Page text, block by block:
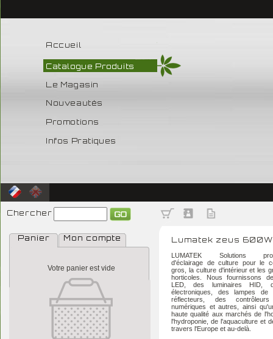
Accueil
Catalogue Produits
Le Magasin
Nouveautés
Promotions
Infos Pratiques
Chercher
Panier Mon compte
Votre panier est vide
Lumatek zeus 600W
LUMATEK Solutions
d'éclairage de culture pour le
gros, la culture d'intérieur et les
horticoles. Nous fournissons
LED, des luminaires HID,
électroniques, des lampes de
réflecteurs, des contrôleurs
numériques et autres, ainsi
haute qualité aux marchés de
l'hydroponie, de l'aquaculture et
travers l'Europe et au-delà.